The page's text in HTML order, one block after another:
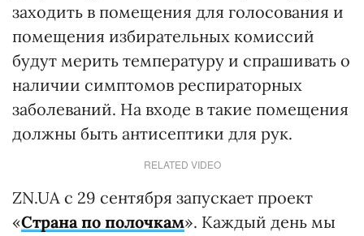
заходить в помещения для голосования и
помещения избирательных комиссий
будут мерить температуру и спрашивать о
наличии симптомов респираторных
заболеваний. На входе в такие помещения
должны быть антисептики для рук.
RELATED VIDEO
ZN.UA с 29 сентября запускает проект
«Страна по полочкам». Каждый день мы